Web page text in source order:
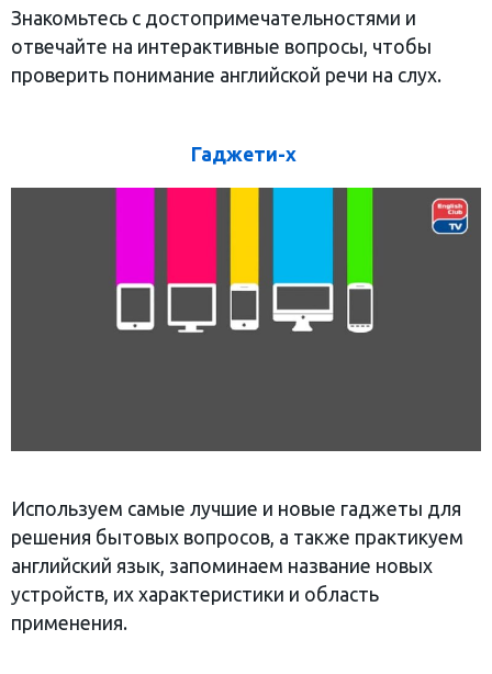
Знакомьтесь с достопримечательностями и
отвечайте на интерактивные вопросы, чтобы
проверить понимание английской речи на слух.
Гаджети-х
Используем самые лучшие и новые гаджеты для
решения бытовых вопросов, а также практикуем
английский язык, запоминаем название новых
устройств, их характеристики и область
применения.